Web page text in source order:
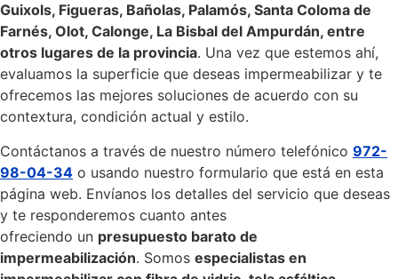
Guixols, Figueras, Bañolas, Palamós, Santa Coloma de
Farnés, Olot, Calonge, La Bisbal del Ampurdán, entre
otros lugares de la provincia. Una vez que estemos ahí,
evaluamos la superficie que deseas impermeabilizar y te
ofrecemos las mejores soluciones de acuerdo con su
contextura, condición actual y estilo.
Contáctanos a través de nuestro número telefónico 972-
98-04-34 o usando nuestro formulario que está en esta
página web. Envíanos los detalles del servicio que deseas
y te responderemos cuanto antes
ofreciendo un presupuesto barato de
impermeabilización. Somos especialistas en